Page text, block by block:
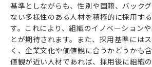
基準としながらも、性別や国籍、バック
ない多様性のある人材を積極的に採用す
す。これにより、組織のイノベーション
とが期待されます。また、採用基準には
く、企業文化や価値観に合うかどうかも
値観が近い人材であれば、採用後に組織